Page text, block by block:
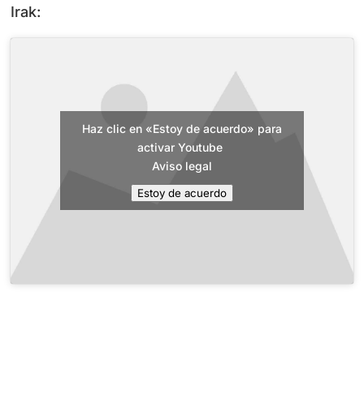
Irak:
Haz clic en «Estoy de acuerdo» para
activar Youtube
Aviso legal
Estoy de acuerdo